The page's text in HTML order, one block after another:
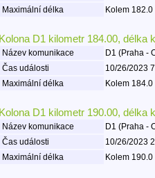
Maximální délka
Kolem
Kolona D1 kilometr 184.00, délka
Název komunikace
D1 (Praha -
Čas události
10/26/2023
Maximální délka
Kolem
Kolona D1 kilometr 190.00, délka
Název komunikace
D1 (Praha -
Čas události
10/26/2023
Maximální délka
Kolem